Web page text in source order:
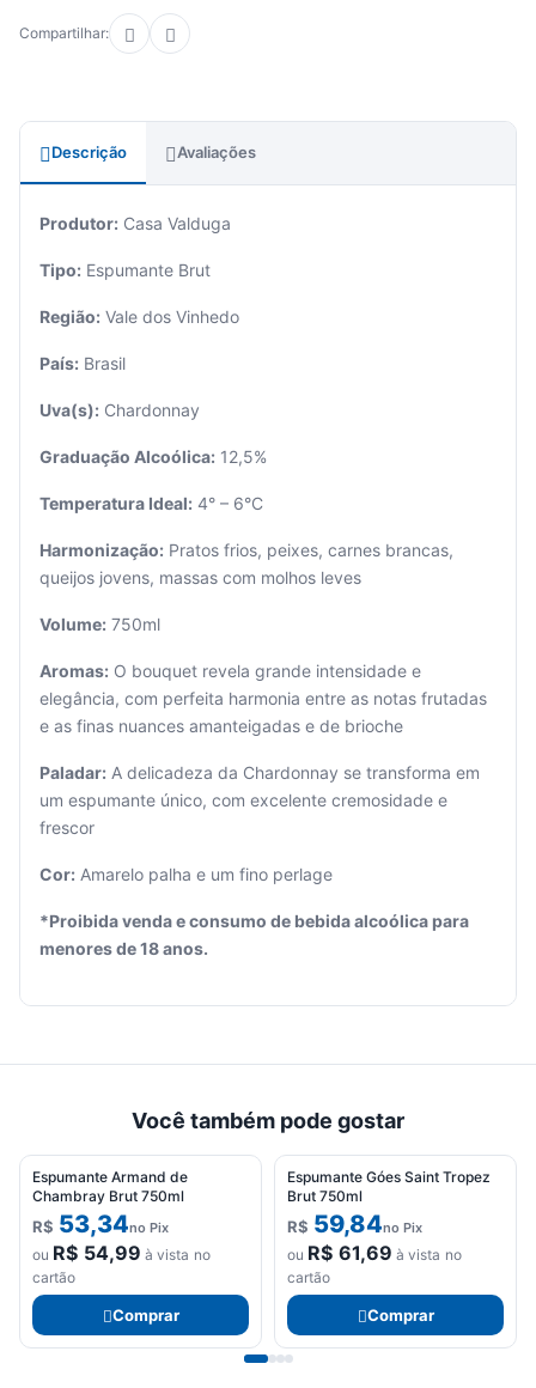
carrinho
está
produtos
para
começar.
Compartilhar:
Descrição Avaliações
Produtor: Casa Valduga
Tipo: Espumante Brut
Região: Vale dos Vinhedo
País: Brasil
Uva(s): Chardonnay
Graduação Alcoólica: 12,5%
Temperatura Ideal: 4° – 6°C
Harmonização: Pratos frios, peixes, carnes brancas,
queijos jovens, massas com molhos leves
Volume: 750ml
Aromas: O bouquet revela grande intensidade e
elegância, com perfeita harmonia entre as notas frutadas
e as finas nuances amanteigadas e de brioche
Paladar: A delicadeza da Chardonnay se transforma em
um espumante único, com excelente cremosidade e
frescor
Cor: Amarelo palha e um fino perlage
*Proibida venda e consumo de bebida alcoólica para
menores de 18 anos.
Você também pode gostar
Espumante Armand de
Chambray Brut 750ml
R$ 53,34no Pix
ou R$ 54,99 à vista no
cartão
Comprar
Espumante Góes Saint Tropez
Brut 750ml
R$ 59,84no Pix
ou R$ 61,69 à vista no
cartão
Comprar